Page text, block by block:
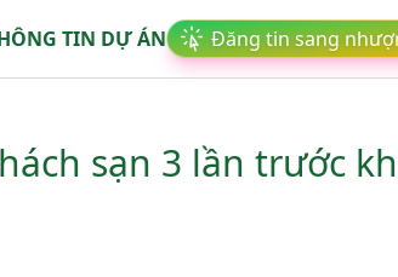
TIN DỰ ÁN Đăng tin sang
sạn 3 lần trước